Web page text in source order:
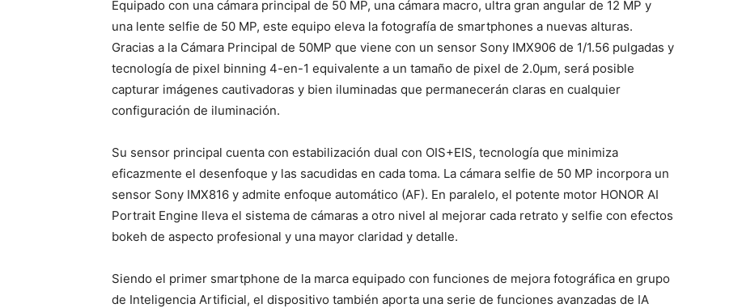
Equipado con una cámara principal de 50 MP, una cámara macro, ultra gran angular de 12 MP y
una lente selfie de 50 MP, este equipo eleva la fotografía de smartphones a nuevas alturas.
Gracias a la Cámara Principal de 50MP que viene con un sensor Sony IMX906 de 1/1.56 pulgadas y
tecnología de pixel binning 4-en-1 equivalente a un tamaño de pixel de 2.0μm, será posible
capturar imágenes cautivadoras y bien iluminadas que permanecerán claras en cualquier
configuración de iluminación.
Su sensor principal cuenta con estabilización dual con OIS+EIS, tecnología que minimiza
eficazmente el desenfoque y las sacudidas en cada toma. La cámara selfie de 50 MP incorpora un
sensor Sony IMX816 y admite enfoque automático (AF). En paralelo, el potente motor HONOR AI
Portrait Engine lleva el sistema de cámaras a otro nivel al mejorar cada retrato y selfie con efectos
bokeh de aspecto profesional y una mayor claridad y detalle.
Siendo el primer smartphone de la marca equipado con funciones de mejora fotográfica en grupo
de Inteligencia Artificial, el dispositivo también aporta una serie de funciones avanzadas de IA